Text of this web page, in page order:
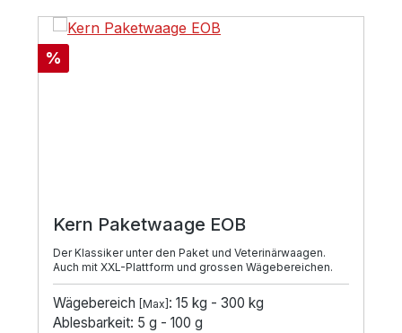
Rabatt
%
Kern Paketwaage EOB
Der Klassiker unter den Paket und Veterinärwaagen.
Auch mit XXL-Plattform und grossen Wägebereichen.
Wägebereich [Max] : 15 kg - 300 kg
Ablesbarkeit: 5 g - 100 g